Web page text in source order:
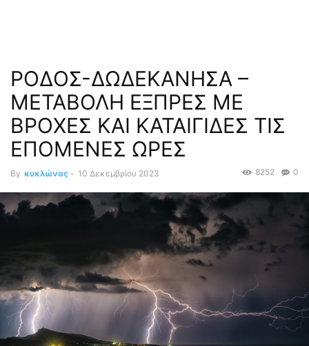
ΡΟΔΟΣ-ΔΩΔΕΚΑΝΗΣΑ –
ΜΕΤΑΒΟΛΗ ΕΞΠΡΕΣ ΜΕ
ΒΡΟΧΕΣ ΚΑΙ ΚΑΤΑΙΓΙΔΕΣ ΤΙΣ
ΕΠΟΜΕΝΕΣ ΩΡΕΣ
By κυκλώνας - 10 Δεκεμβρίου 2023 0
8252